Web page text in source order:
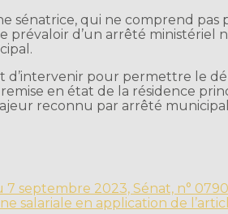
sénatrice, qui ne comprend pas
prévaloir d’un arrêté ministériel
d’intervenir pour permettre le
en état de la résidence
reconnu par arrêté
septembre 2023, Sénat, n°
salariale en application de